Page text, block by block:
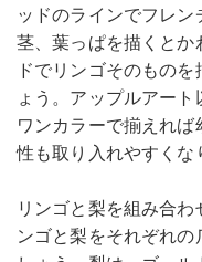
ッドのラインでフレン
茎、葉っぱを描くとか
ドでリンゴそのもの
ょう。アップルアー
ワンカラーで揃えれ
性も取り入れやすくな
リンゴと梨を組み合
ンゴと梨をそれぞれ